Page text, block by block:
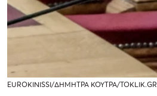
EUROKINISSI/ΔΗΜΗΤΡΑ ΚΟΥΤΡΑ/TOKLIK.GR